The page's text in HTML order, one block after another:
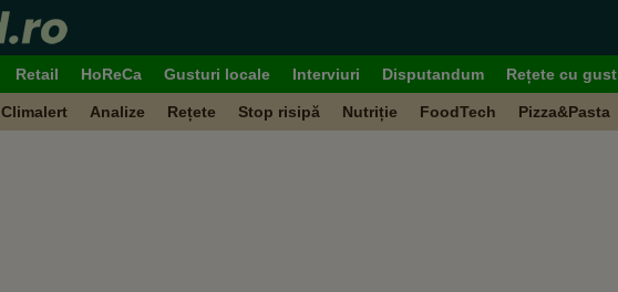
Retail HoReCa Gusturi locale Interviuri Disputandum Rețete cu gust
Climalert Analize Rețete Stop risipă Nutriție FoodTech Pizza&Pasta